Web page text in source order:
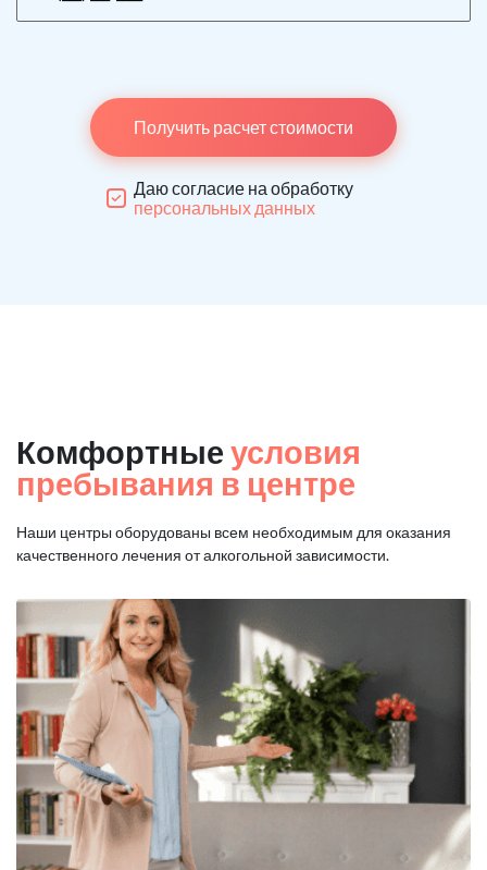
Получить расчет стоимости
Даю согласие на обработку
персональных данных
Комфортные условия
пребывания в центре
Наши центры оборудованы всем необходимым для оказания
качественного лечения от алкогольной зависимости.